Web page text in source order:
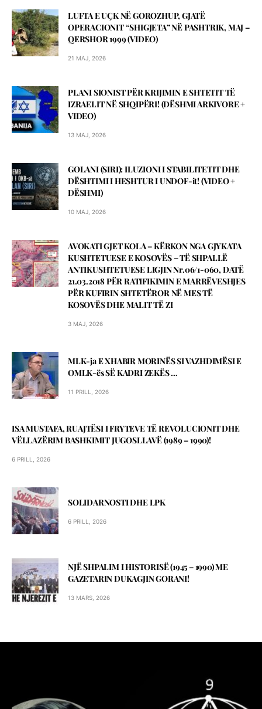
LUFTA E UÇK NË GOROZHUP, GJATË
OPERACIONIT “SHIGJETA” NË PASHTRIK, MAJ –
QERSHOR 1999 (VIDEO)
21 MAJ, 2026
PLANI SIONIST PËR KRIJIMIN E SHTETIT TË
IZRAELIT NË SHQIPËRI! (DЁSHMI ARKIVORE +
VIDEO)
13 MAJ, 2026
GOLANI (SIRI): ILUZIONI I STABILITETIT DHE
DËSHTIMI I HESHTUR I UNDOF-it! (VIDEO +
DЁSHMI)
10 MAJ, 2026
AVOKATI GJET KOLA – KЁRKON NGA GJYKATA
KUSHTETUESE E KOSOVЁS – TЁ SHPALLЁ
ANTIKUSHTETUESE LIGJIN Nr.06/1-060, DATЁ
21.03.2018 PЁR RATIFIKIMIN E MARRЁVESHJES
PЁR KUFIRIN SHTETЁROR NЁ MES TЁ
KOSOVЁS DHE MALIT TЁ ZI
3 MAJ, 2026
MLK-ja E XHABIR MORINЁS SI VAZHDIMЁSI E
OMLK-ës SЁ KADRI ZEKЁS …
11 PRILL, 2026
ISA MUSTAFA, RUAJTËSI I FRYTEVE TË REVOLUCIONIT DHE
VËLLAZËRIM BASHKIMIT JUGOSLLAVË (1989 – 1990)!
6 PRILL, 2026
SOLIDARNOSTI DHE LPK
6 PRILL, 2026
NJË SHPALIM I HISTORISË (1945 – 1990) ME
GAZETARIN DUKAGJIN GORANI!
13 MARS, 2026